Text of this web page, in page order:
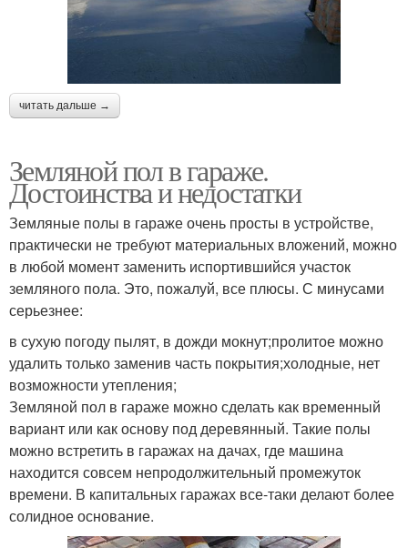
читать дальше →
Земляной пол в гараже.
Достоинства и недостатки
Земляные полы в гараже очень просты в устройстве,
практически не требуют материальных вложений, можно
в любой момент заменить испортившийся участок
земляного пола. Это, пожалуй, все плюсы. С минусами
серьезнее:
в сухую погоду пылят, в дожди мокнут;пролитое можно
удалить только заменив часть покрытия;холодные, нет
возможности утепления;
Земляной пол в гараже можно сделать как временный
вариант или как основу под деревянный. Такие полы
можно встретить в гаражах на дачах, где машина
находится совсем непродолжительный промежуток
времени. В капитальных гаражах все-таки делают более
солидное основание.